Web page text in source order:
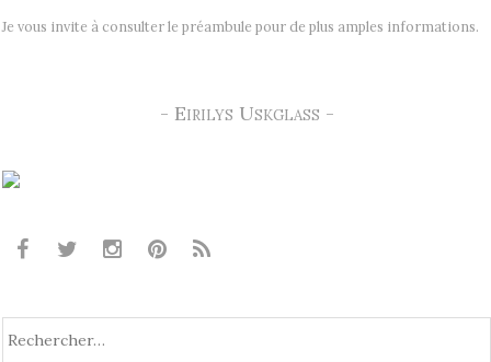
Je vous invite à consulter le préambule pour de plus amples informations.
- Eirilys Uskglass -